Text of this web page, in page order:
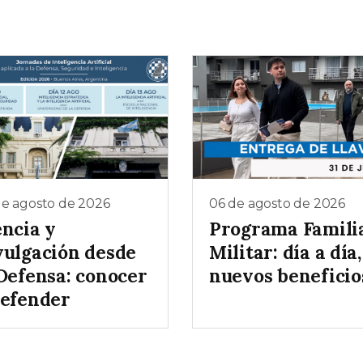
agosto de 2026
y
desde
conocer
06 de agosto de 2026
Programa
Militar: día a día,
nuevos